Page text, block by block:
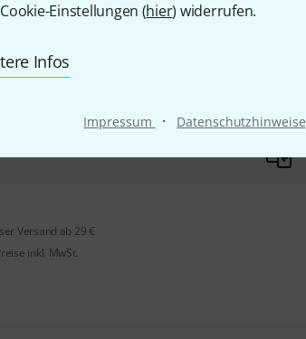
Einstellungen (hier) widerrufen.
Infos
Impressum · Datenschutzhinweise
Store Mini 16TB
internen M.2-
100/1000BASE-T
Versand ab 29 €
inkl. MwSt.